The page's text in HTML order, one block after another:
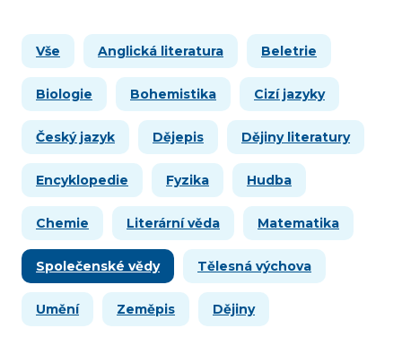
Vše Anglická literatura Beletrie
Biologie Bohemistika Cizí jazyky
Český jazyk Dějepis Dějiny literatury
Encyklopedie Fyzika Hudba
Chemie Literární věda Matematika
Společenské vědy Tělesná výchova
Umění Zeměpis Dějiny